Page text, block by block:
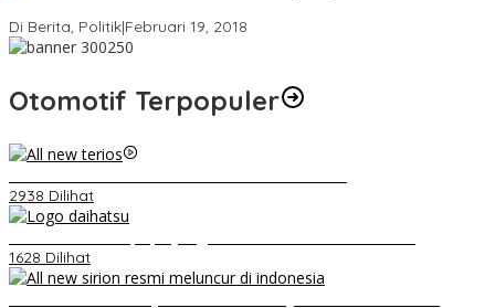
Di Berita, Politik|Februari 19, 2018
Otomotif Terpopuler
2938 Dilihat
1628 Dilihat